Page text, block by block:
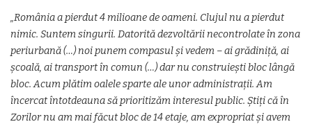
„România a pierdut 4 milioane de oameni. Clujul nu a pierdut
nimic. Suntem singurii. Datorită dezvoltării necontrolate în zona
periurbană (…) noi punem compasul și vedem – ai grădiniță, ai
școală, ai transport în comun (…) dar nu construiești bloc lângă
bloc. Acum plătim oalele sparte ale unor administrații. Am
încercat întotdeauna să prioritizăm interesul public. Știți că în
Zorilor nu am mai făcut bloc de 14 etaje, am expropriat și avem